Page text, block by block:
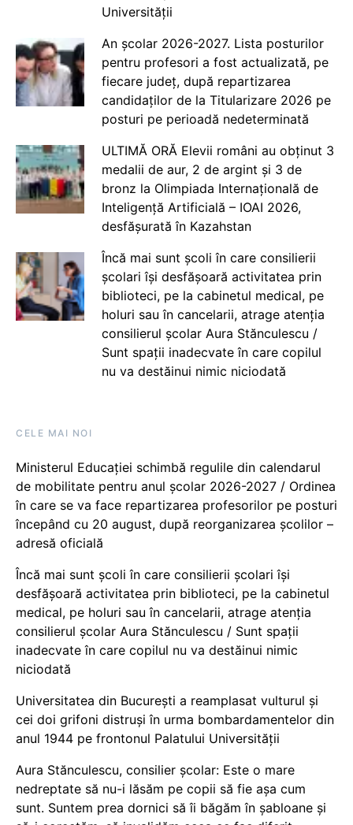
Universității
An școlar 2026-2027. Lista posturilor
pentru profesori a fost actualizată, pe
fiecare județ, după repartizarea
candidaților de la Titularizare 2026 pe
posturi pe perioadă nedeterminată
ULTIMĂ ORĂ Elevii români au obținut 3
medalii de aur, 2 de argint și 3 de
bronz la Olimpiada Internațională de
Inteligență Artificială – IOAI 2026,
desfășurată în Kazahstan
Încă mai sunt școli în care consilierii
școlari își desfășoară activitatea prin
biblioteci, pe la cabinetul medical, pe
holuri sau în cancelarii, atrage atenția
consilierul școlar Aura Stănculescu /
Sunt spații inadecvate în care copilul
nu va destăinui nimic niciodată
CELE MAI NOI
Ministerul Educației schimbă regulile din calendarul
de mobilitate pentru anul școlar 2026-2027 / Ordinea
în care se va face repartizarea profesorilor pe posturi
începând cu 20 august, după reorganizarea școlilor –
adresă oficială
Încă mai sunt școli în care consilierii școlari își
desfășoară activitatea prin biblioteci, pe la cabinetul
medical, pe holuri sau în cancelarii, atrage atenția
consilierul școlar Aura Stănculescu / Sunt spații
inadecvate în care copilul nu va destăinui nimic
niciodată
Universitatea din București a reamplasat vulturul și
cei doi grifoni distruși în urma bombardamentelor din
anul 1944 pe frontonul Palatului Universității
Aura Stănculescu, consilier școlar: Este o mare
nedreptate să nu-i lăsăm pe copii să fie așa cum
sunt. Suntem prea dornici să îi băgăm în șabloane și